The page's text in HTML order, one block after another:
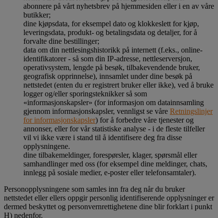
abonnere på vårt nyhetsbrev på hjemmesiden eller i en av våre
butikker;
dine kjøpsdata, for eksempel dato og klokkeslett for kjøp,
leveringsdata, produkt- og betalingsdata og detaljer, for å
forvalte dine bestillinger;
data om din nettlesingshistorikk på internett (f.eks., online-
identifikatorer - så som din IP-adresse, nettleserversjon,
operativsystem, lengde på besøk, tilbakevendende bruker,
geografisk opprinnelse), innsamlet under dine besøk på
nettstedet (enten du er registrert bruker eller ikke), ved å bruke
logger og/eller sporingsteknikker så som
«informasjonskapsler» (for informasjon om datainnsamling
gjennom informasjonskapsler, vennligst se våre Retningslinjer
for informasjonskapsler) for å forbedre våre tjenester og
annonser, eller for vår statistiske analyse - i de fleste tilfeller
vil vi ikke være i stand til å identifisere deg fra disse
opplysningene.
dine tilbakemeldinger, forespørsler, klager, spørsmål eller
samhandlinger med oss (for eksempel dine meldinger, chats,
innlegg på sosiale medier, e-poster eller telefonsamtaler).
Personopplysningene som samles inn fra deg når du bruker
nettstedet eller ellers oppgir personlig identifiserende opplysninger er
dermed beskyttet og personvernrettighetene dine blir forklart i punkt
H) nedenfor.